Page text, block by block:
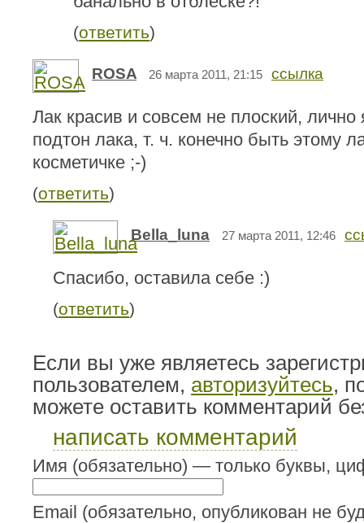
(ответить)
ROSA 26 марта 2011, 21:15 ссылка
Лак красив и совсем не плоский,
подтон лака, т. ч. конечно быть этому
косметичке ;-)
(ответить)
Bella_luna 27 марта 2011, 12:46
Спасибо, оставила себе :)
(ответить)
Если вы уже являетесь
пользователем, авторизуйтесь,
можете оставить комментарий
написать комментарий
Имя (обязательно) — только буквы,
Email (обязательно, опубликован не